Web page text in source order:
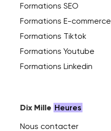
Formations SEO
Formations E-commerce
Formations Tiktok
Formations Youtube
Formations Linkedin
Dix Mille Heures
Nous contacter